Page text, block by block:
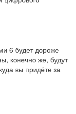
6 будет дороже
конечно же, будут
вы придёте за